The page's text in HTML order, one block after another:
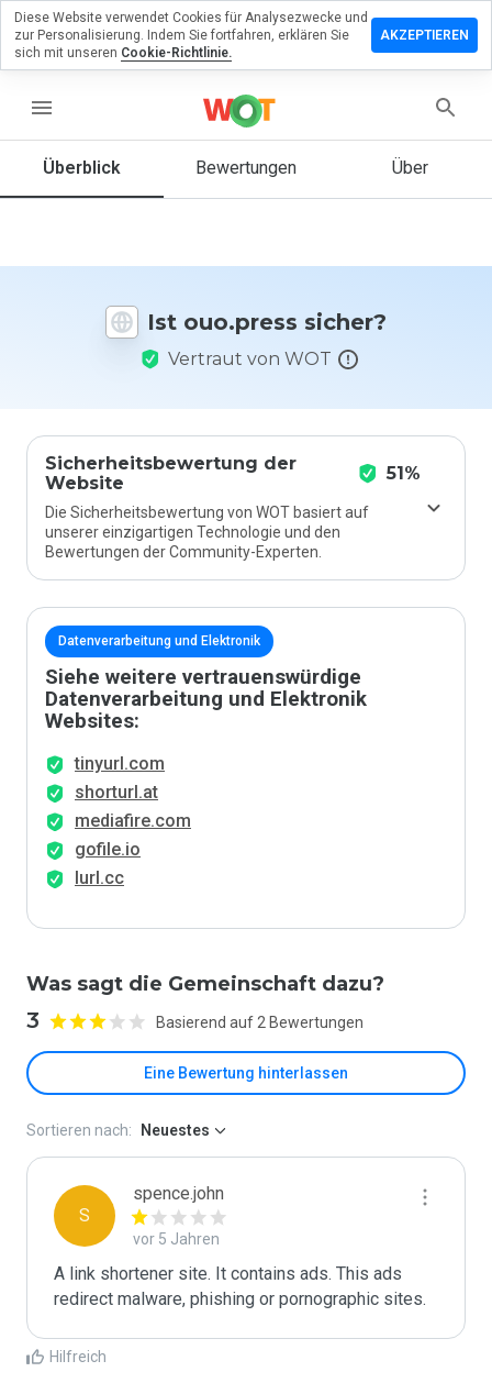
menu
Überblick Bewertungen Über
Ist ouo.press sicher?
Vertraut von WOT
Sicherheitsbewertung der
Website
51%
Die Sicherheitsbewertung von WOT basiert auf
unserer einzigartigen Technologie und den
Bewertungen der Community-Experten.
Datenverarbeitung und Elektronik
Siehe weitere vertrauenswürdige
Datenverarbeitung und Elektronik
Websites:
tinyurl.com
shorturl.at
mediafire.com
gofile.io
lurl.cc
Was sagt die Gemeinschaft dazu?
3 Basierend auf 2 Bewertungen
Eine Bewertung hinterlassen
eine
würden
Sortieren nach: Neuestes
S
spence.john
vor 5 Jahren
A link shortener site. It contains ads. This ads
redirect malware, phishing or pornographic sites.
Hilfreich
Diese Website verwendet Cookies für Analysezwecke und
zur Personalisierung. Indem Sie fortfahren, erklären Sie
sich mit unseren Cookie-Richtlinie.
AKZEPTIEREN